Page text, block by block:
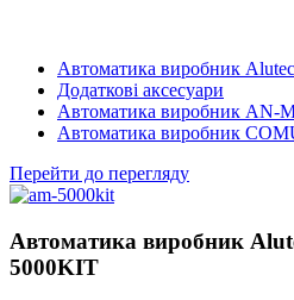
Автоматика виробник
Додаткові аксесуари
Автоматика виробник AN-
Автоматика виробник
Перейти до перегляду
Автоматика виробник
5000KIT